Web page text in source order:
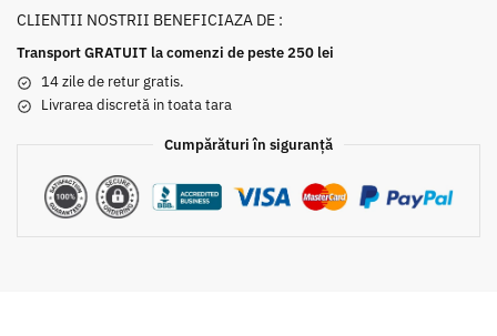
CLIENTII NOSTRII BENEFICIAZA DE :
Transport GRATUIT la comenzi de peste 250 lei
14 zile de retur gratis.
Livrarea discretă in toata tara
Cumpărături în siguranță